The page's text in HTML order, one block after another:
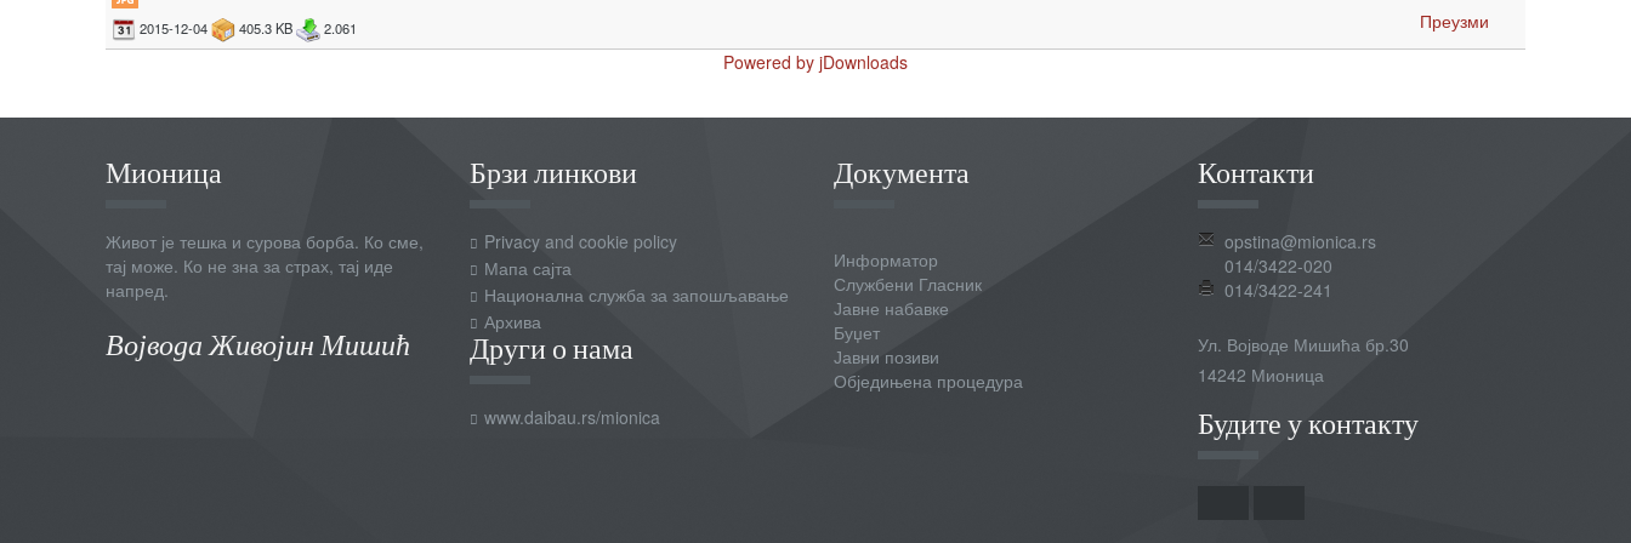
2015-12-04 405.3 KB 2.061
Преузми
Powered by jDownloads
Мионица
Живот је тешка и сурова борба. Ко сме,
тај може. Ко не зна за страх, тај иде
напред.
Војвода Живојин Мишић
Брзи линкови
Privacy and cookie policy
Мапа сајта
Национална служба за запошљавање
Архива
Други о нама
www.daibau.rs/mionica
Документа
Информатор
Службени Гласник
Јавне набавке
Буџет
Јавни позиви
Обједињена процедура
Контакти
opstina@mionica.rs
014/3422-020
014/3422-241
Ул. Војводе Мишића бр.30
14242 Мионица
Будите у контакту